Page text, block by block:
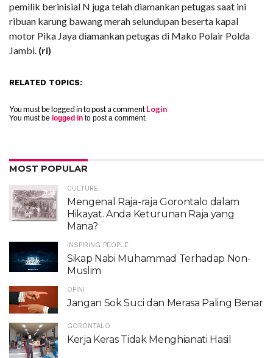
pemilik berinisial N juga telah diamankan petugas saat ini
ribuan karung bawang merah selundupan beserta kapal
motor Pika Jaya diamankan petugas di Mako Polair Polda
Jambi. (ri)
RELATED TOPICS:
You must be logged in to post a commentLogin
You must be logged in to post a comment.
MOST POPULAR
CULTURE
Mengenal Raja-raja Gorontalo dalam
Hikayat. Anda Keturunan Raja yang
Mana?
INSPIRING PEOPLE
Sikap Nabi Muhammad Terhadap Non-
Muslim
OPINI
Jangan Sok Suci dan Merasa Paling Benar
GORONTALO
Kerja Keras Tidak Menghianati Hasil